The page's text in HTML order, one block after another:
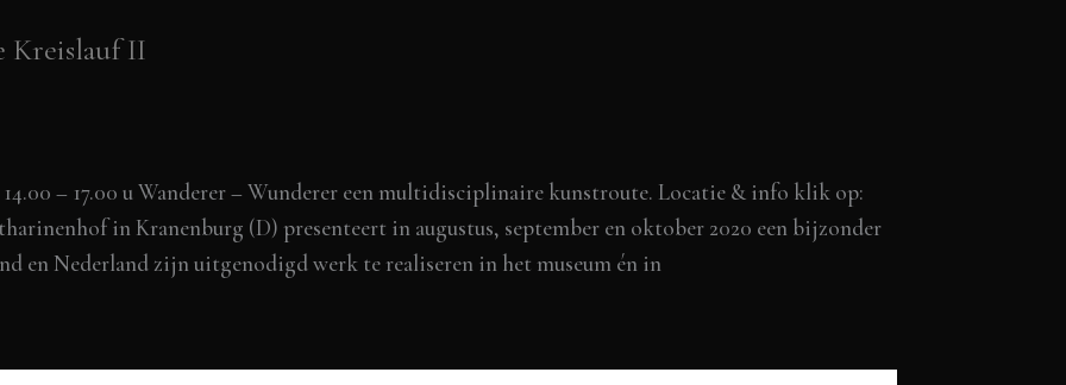
Kreislauf II
– 17.00 u Wanderer – Wunderer een multidisciplinaire kunstroute. Locatie & info klik op:
in Kranenburg (D) presenteert in augustus, september en oktober 2020 een bijzonder
en Nederland zijn uitgenodigd werk te realiseren in het museum én in